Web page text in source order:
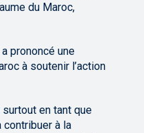
du Maroc,
prononcé une
à soutenir l’action
en tant que
à la